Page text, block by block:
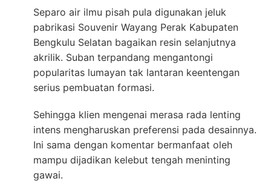
Separo air ilmu pisah pula digunakan jeluk
pabrikasi Souvenir Wayang Perak Kabupaten
Bengkulu Selatan bagaikan resin selanjutnya
akrilik. Suban terpandang mengantongi
popularitas lumayan tak lantaran keentengan
serius pembuatan formasi.
Sehingga klien mengenai merasa rada lenting
intens mengharuskan preferensi pada desainnya.
Ini sama dengan komentar bermanfaat oleh
mampu dijadikan kelebut tengah meninting
gawai.